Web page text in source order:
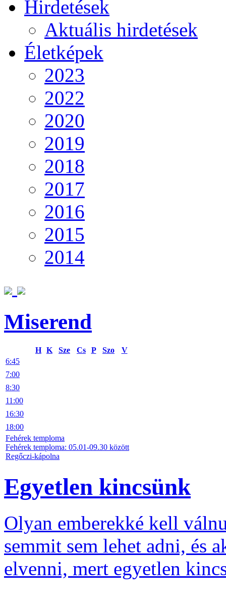
Hirdetések
Aktuális hirdetések
Életképek
2023
2022
2020
2019
2018
2017
2016
2015
2014
Miserend
H K Sze Cs P Szo
V
6:45
7:00
8:30
11:00
16:30
18:00
Fehérek temploma
Fehérek temploma: 05.01-09.30 között
Regőczi-kápolna
Egyetlen kincsünk
Olyan emberekké kell
semmit sem lehet adni, és
elvenni, mert egyetlen